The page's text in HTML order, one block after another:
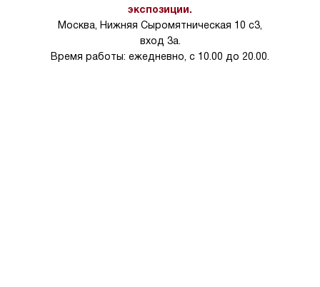
экспозиции.
Москва, Нижняя Сыромятническая 10 с3,
вход 3а.
Время работы: ежедневно, с 10.00 до 20.00.